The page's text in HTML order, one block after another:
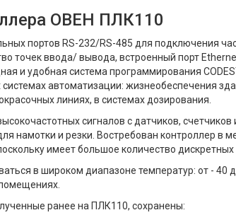
ОВЕН ПЛК110
портов RS-232/RS-485 для подключения
точек ввода/ вывода, встроенный порт
и удобная система программирования
автоматизации: жизнеобеспечения
линиях, в системах дозирования.
сигналов с датчиков,
намотки и резки. Востребован контроллер в
имеет большое количество дискретных
в широком диапазоне температур: от - 40
ранее на ПЛК110, сохранены: